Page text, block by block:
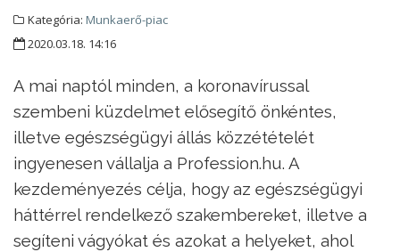
Kategória: Munkaerő-piac
2020.03.18. 14:16
A mai naptól minden, a koronavírussal
szembeni küzdelmet elősegítő önkéntes,
illetve egészségügyi állás közzétételét
ingyenesen vállalja a Profession.hu. A
kezdeményezés célja, hogy az egészségügyi
háttérrel rendelkező szakembereket, illetve a
segíteni vágyókat és azokat a helyeket, ahol